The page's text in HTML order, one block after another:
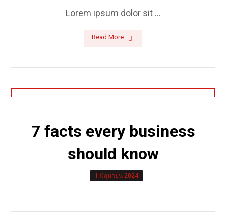
Lorem ipsum dolor sit ...
Read More
7 facts every business
should know
1 มิถุนายน 2024